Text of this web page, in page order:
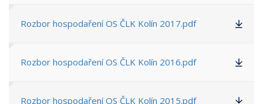
Rozbor hospodaření OS ČLK Kolín 2017.pdf
Rozbor hospodaření OS ČLK Kolín 2016.pdf
Rozbor hospodaření OS ČLK Kolín 2015.pdf